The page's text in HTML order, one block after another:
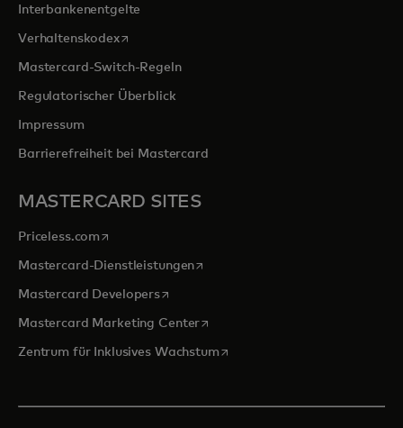
Interbankenentgelte
Verhaltenskodexwird in einer neuen Registerkarte geöffnet
Mastercard-Switch-Regeln
Regulatorischer Überblick
Impressum
Barrierefreiheit bei Mastercard
MASTERCARD SITES
Priceless.com wird in einer neuen Registerkarte geöffnet
Mastercard-Dienstleistungenwird in einer neuen Registerkarte
Mastercard Developerswird in einer neuen Registerkarte
Mastercard Marketing Centerwird in einer neuen
Zentrum für Inklusives Wachstumwird in einer neuen